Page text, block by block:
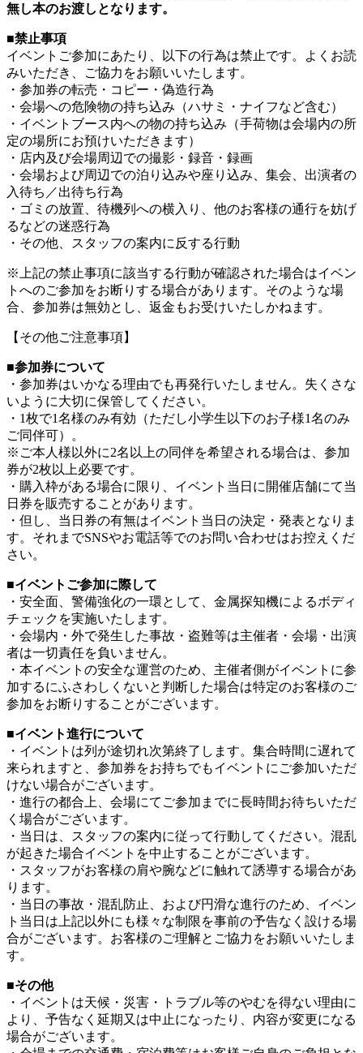
無し本のお渡しとなります。
■禁止事項
イベントご参加にあたり、以下の行為は禁止です。よくお読
みいただき、ご協力をお願いいたします。
・参加券の転売・コピー・偽造行為
・会場への危険物の持ち込み（ハサミ・ナイフなど含む）
・イベントブース内への物の持ち込み（手荷物は会場内の所
定の場所にお預けいただきます）
・店内及び会場周辺での撮影・録音・録画
・会場および周辺での泊り込みや座り込み、集会、出演者の
入待ち／出待ち行為
・ゴミの放置、待機列への横入り、他のお客様の通行を妨げ
るなどの迷惑行為
・その他、スタッフの案内に反する行動
※上記の禁止事項に該当する行動が確認された場合はイベン
トへのご参加をお断りする場合があります。そのような場
合、参加券は無効とし、返金もお受けいたしかねます。
【その他ご注意事項】
■参加券について
・参加券はいかなる理由でも再発行いたしません。失くさな
いように大切に保管してください。
・1枚で1名様のみ有効（ただし小学生以下のお子様1名のみ
ご同伴可）。
※ご本人様以外に2名以上の同伴を希望される場合は、参加
券が2枚以上必要です。
・購入枠がある場合に限り、イベント当日に開催店舗にて当
日券を販売することがあります。
・但し、当日券の有無はイベント当日の決定・発表となりま
す。それまでSNSやお電話等でのお問い合わせはお控えくだ
さい。
■イベントご参加に際して
・安全面、警備強化の一環として、金属探知機によるボディ
チェックを実施いたします。
・会場内・外で発生した事故・盗難等は主催者・会場・出演
者は一切責任を負いません。
・本イベントの安全な運営のため、主催者側がイベントに参
加するにふさわしくないと判断した場合は特定のお客様のご
参加をお断りすることがございます。
■イベント進行について
・イベントは列が途切れ次第終了します。集合時間に遅れて
来られますと、参加券をお持ちでもイベントにご参加いただ
けない場合がございます。
・進行の都合上、会場にてご参加までに長時間お待ちいただ
く場合がございます。
・当日は、スタッフの案内に従って行動してください。混乱
が起きた場合イベントを中止することがございます。
・スタッフがお客様の肩や腕などに触れて誘導する場合があ
ります。
・当日の事故・混乱防止、および円滑な進行のため、イベン
ト当日は上記以外にも様々な制限を事前の予告なく設ける場
合がございます。お客様のご理解とご協力をお願いいたしま
す。
■その他
・イベントは天候・災害・トラブル等のやむを得ない理由に
より、予告なく延期又は中止になったり、内容が変更になる
場合がございます。